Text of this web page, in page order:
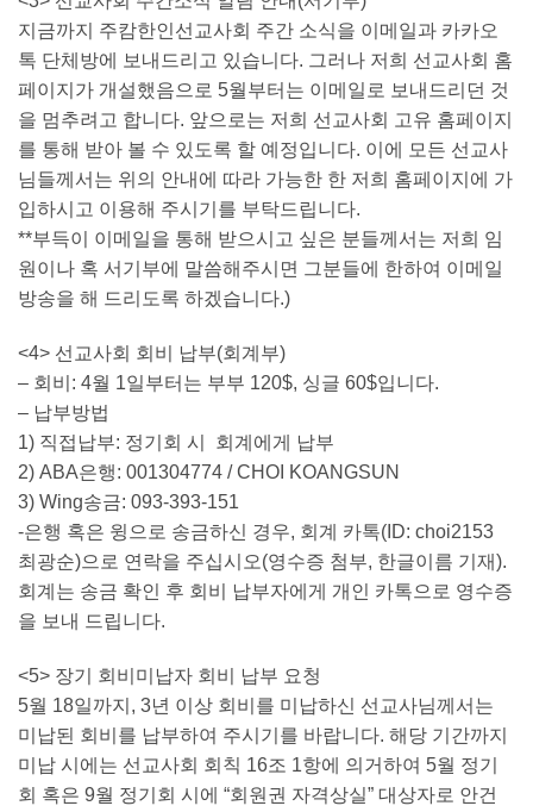
지금까지 주캄한인선교사회 주간 소식을 이메일과 카카오
톡 단체방에 보내드리고 있습니다. 그러나 저희 선교사회 홈
페이지가 개설했음으로 5월부터는 이메일로 보내드리던 것
을 멈추려고 합니다. 앞으로는 저희 선교사회 고유 홈페이지
를 통해 받아 볼 수 있도록 할 예정입니다. 이에 모든 선교사
님들께서는 위의 안내에 따라 가능한 한 저희 홈페이지에 가
입하시고 이용해 주시기를 부탁드립니다.
**부득이 이메일을 통해 받으시고 싶은 분들께서는 저희 임
원이나 혹 서기부에 말씀해주시면 그분들에 한하여 이메일
방송을 해 드리도록 하겠습니다.)
<4> 선교사회 회비 납부(회계부)
– 회비: 4월 1일부터는 부부 120$, 싱글 60$입니다.
– 납부방법
1) 직접납부: 정기회 시 회계에게 납부
2) ABA은행: 001304774 / CHOI KOANGSUN
3) Wing송금: 093-393-151
-은행 혹은 윙으로 송금하신 경우, 회계 카톡(ID: choi2153
최광순)으로 연락을 주십시오(영수증 첨부, 한글이름 기재).
회계는 송금 확인 후 회비 납부자에게 개인 카톡으로 영수증
을 보내 드립니다.
<5> 장기 회비미납자 회비 납부 요청
5월 18일까지, 3년 이상 회비를 미납하신 선교사님께서는
미납된 회비를 납부하여 주시기를 바랍니다. 해당 기간까지
미납 시에는 선교사회 회칙 16조 1항에 의거하여 5월 정기
회 혹은 9월 정기회 시에 “회원권 자격상실” 대상자로 안건